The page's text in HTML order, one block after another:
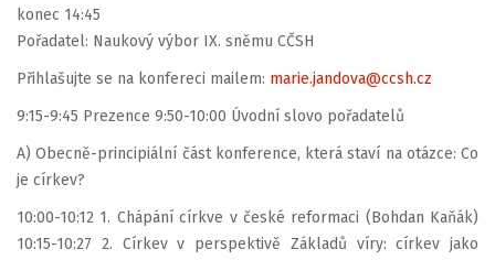
konec 14:45
Pořadatel: Naukový výbor IX. sněmu CČSH
Přihlašujte se na konfereci mailem: marie.jandova@ccsh.cz
9:15-9:45 Prezence 9:50-10:00 Úvodní slovo pořadatelů
A) Obecně-principiální část konference, která staví na otázce: Co
je církev?
10:00-10:12 1. Chápání církve v české reformaci (Bohdan Kaňák)
10:15-10:27 2. Církev v perspektivě Základů víry: církev jako